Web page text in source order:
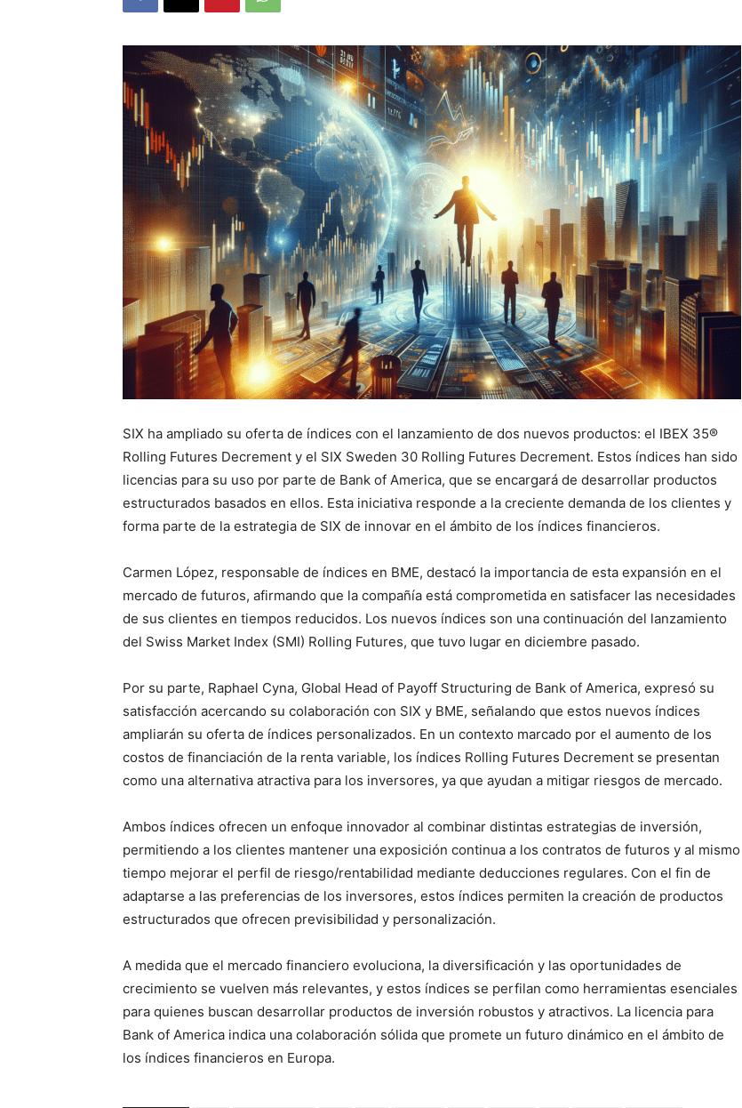
SIX ha ampliado su oferta de índices con el lanzamiento de dos nuevos productos: el IBEX 35®
Rolling Futures Decrement y el SIX Sweden 30 Rolling Futures Decrement. Estos índices han sido
licencias para su uso por parte de Bank of America, que se encargará de desarrollar productos
estructurados basados en ellos. Esta iniciativa responde a la creciente demanda de los clientes y
forma parte de la estrategia de SIX de innovar en el ámbito de los índices financieros.
Carmen López, responsable de índices en BME, destacó la importancia de esta expansión en el
mercado de futuros, afirmando que la compañía está comprometida en satisfacer las necesidades
de sus clientes en tiempos reducidos. Los nuevos índices son una continuación del lanzamiento
del Swiss Market Index (SMI) Rolling Futures, que tuvo lugar en diciembre pasado.
Por su parte, Raphael Cyna, Global Head of Payoff Structuring de Bank of America, expresó su
satisfacción acercando su colaboración con SIX y BME, señalando que estos nuevos índices
ampliarán su oferta de índices personalizados. En un contexto marcado por el aumento de los
costos de financiación de la renta variable, los índices Rolling Futures Decrement se presentan
como una alternativa atractiva para los inversores, ya que ayudan a mitigar riesgos de mercado.
Ambos índices ofrecen un enfoque innovador al combinar distintas estrategias de inversión,
permitiendo a los clientes mantener una exposición continua a los contratos de futuros y al mismo
tiempo mejorar el perfil de riesgo/rentabilidad mediante deducciones regulares. Con el fin de
adaptarse a las preferencias de los inversores, estos índices permiten la creación de productos
estructurados que ofrecen previsibilidad y personalización.
A medida que el mercado financiero evoluciona, la diversificación y las oportunidades de
crecimiento se vuelven más relevantes, y estos índices se perfilan como herramientas esenciales
para quienes buscan desarrollar productos de inversión robustos y atractivos. La licencia para
Bank of America indica una colaboración sólida que promete un futuro dinámico en el ámbito de
los índices financieros en Europa.